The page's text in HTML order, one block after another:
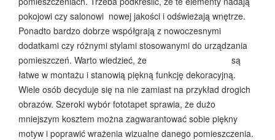
pokojowi czy salonowi nowej jakości i odświeżają wnętrze.
Ponadto bardzo dobrze współgrają z nowoczesnymi
dodatkami czy różnymi stylami stosowanymi do urządzania
pomieszczeń. Warto wiedzieć, że
są
łatwe w montażu i stanowią piękną funkcję dekoracyjną.
Wiele osób decyduje się na nie zamiast na przykład drogich
obrazów. Szeroki wybór fototapet sprawia, że dużo
mniejszym kosztem można zagwarantować sobie piękny
motyw i poprawić wrażenia wizualne danego pomieszczenia.